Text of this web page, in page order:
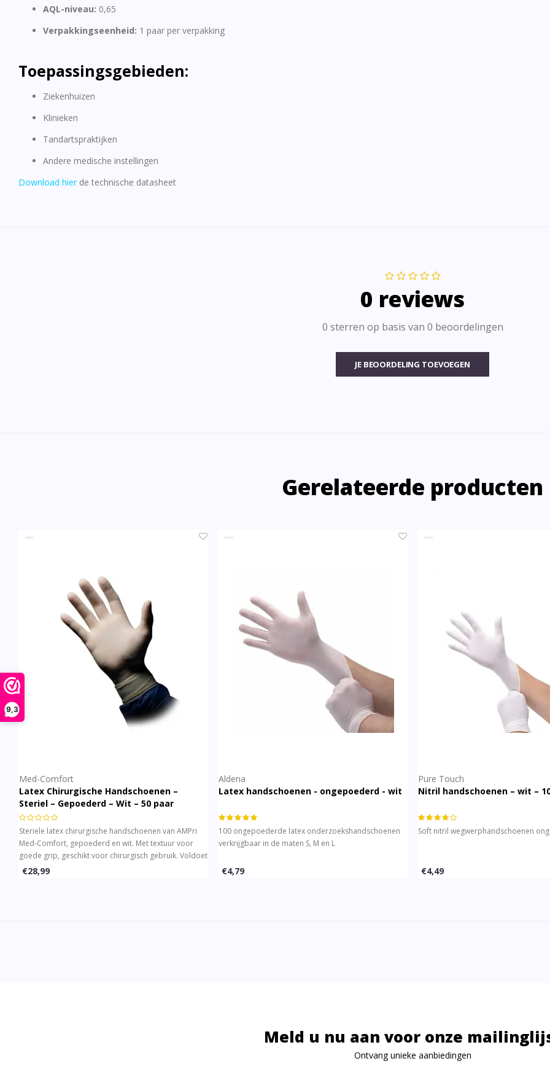
9,3
AQL-niveau: 0,65​
Verpakkingseenheid: 1 paar per verpakking
Toepassingsgebieden:
Ziekenhuizen
Klinieken
Tandartspraktijken
Andere medische instellingen
Download hierde technische datasheet
0 reviews
0 sterren op basis van 0 beoordelingen
JE BEOORDELING TOEVOEGEN
Gerelateerde producten
Med-Comfort
Latex Chirurgische Handschoenen –
Steriel – Gepoederd – Wit – 50 paar
Steriele latex chirurgische handschoenen van AMPri
Med-Comfort, gepoederd en wit. Met textuur voor
goede grip, geschikt voor chirurgisch gebruik. Voldoet
aan EN 455 en EN 374 normen. In verschillende maten
€28,99
Aldena
Latex handschoenen - ongepoederd - wit
100 ongepoederde latex onderzoekshandschoenen
verkrijgbaar in de maten S, M en L
€4,79
Pure Touch
Nitril handschoenen – wit –
Soft nitril wegwerphandschoenen
€4,49
Meld u nu aan voor onze
Ontvang unieke aanbiedingen